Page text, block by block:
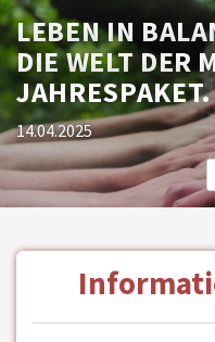
LEBEN IN
DIE WELT DER
JAHRESPAKET.
14.04.2025